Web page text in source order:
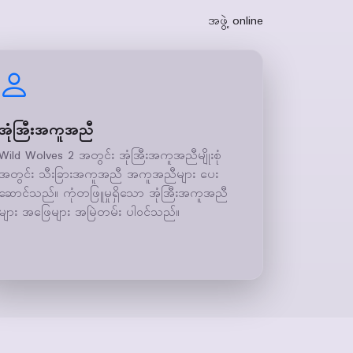
အဖွဲ့ online
အြီးအကူအညီ
Wolves 2 အတွင်း အုံအြီးအကူအညီမျိုးစုံ
တွင်း သီးခြားအကူအညီ အကူအညီများ ပေး
ောင်သည်။ ကုံတဖြူမှုရှိသော အုံအြီးအကူအညီ
ျား အဖြေများ အမြဲတမ်း ပါဝင်သည်။